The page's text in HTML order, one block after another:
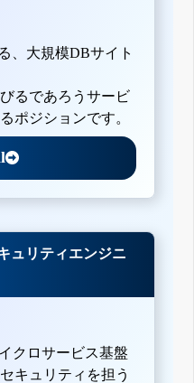
、大規模DBサイト
るであろうサービ
ポジションです。
ュリティエンジニ
クロサービス基盤
キュリティを担う